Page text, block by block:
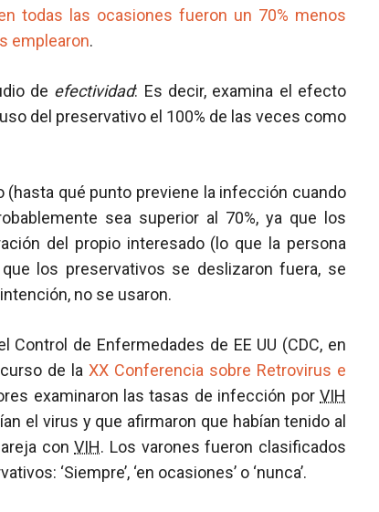
todas las ocasiones fueron un 70% menos
emplearon.
de efectividad: Es decir, examina el efecto
del preservativo el 100% de las veces como
qué punto previene la infección cuando
sea superior al 70%, ya que los
del propio interesado (lo que la persona
los preservativos se deslizaron fuera, se
no se usaron.
de Enfermedades de EE UU (CDC, en
de la XX Conferencia sobre Retrovirus e
examinaron las tasas de infección por VIH
el virus y que afirmaron que habían tenido al
conVIH. Los varones fueron clasificados
‘Siempre’, ‘en ocasiones’ o ‘nunca’.